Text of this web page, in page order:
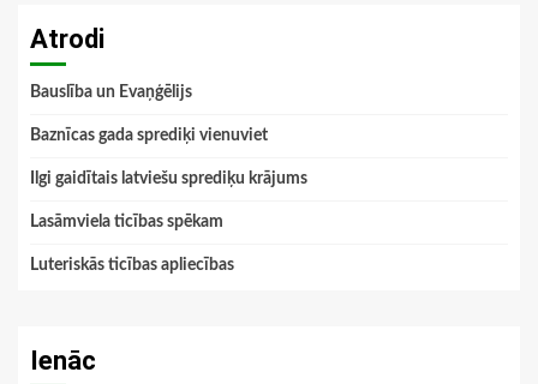
Atrodi
Bauslība un Evaņģēlijs
Baznīcas gada sprediķi vienuviet
Ilgi gaidītais latviešu sprediķu krājums
Lasāmviela ticības spēkam
Luteriskās ticības apliecības
Ienāc